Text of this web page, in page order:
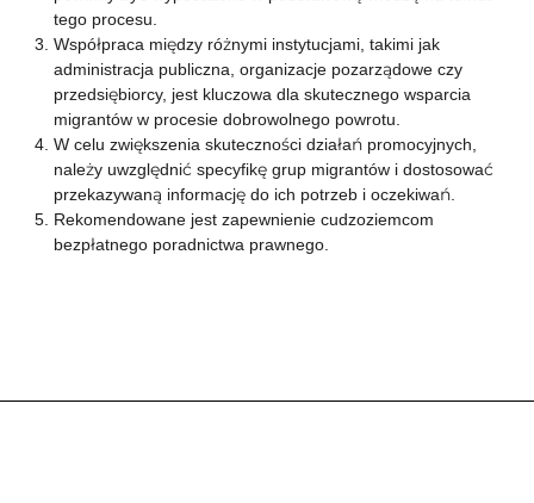
tego procesu.
Współpraca między różnymi instytucjami, takimi jak
administracja publiczna, organizacje pozarządowe czy
przedsiębiorcy, jest kluczowa dla skutecznego wsparcia
migrantów w procesie dobrowolnego powrotu.
W celu zwiększenia skuteczności działań promocyjnych,
należy uwzględnić specyfikę grup migrantów i dostosować
przekazywaną informację do ich potrzeb i oczekiwań.
Rekomendowane jest zapewnienie cudzoziemcom
bezpłatnego poradnictwa prawnego.